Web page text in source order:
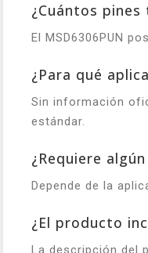
¿Cuántos
El MSD6306PUN
¿Para qué
Sin información
estándar.
¿Requiere
Depende de la
¿El producto
La descripción del